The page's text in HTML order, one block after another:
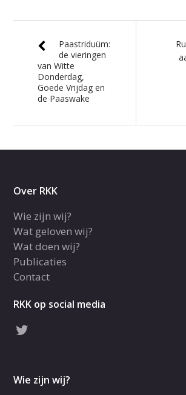
Paastriduüm:
de vieringen
van Witte
Donderdag,
Goede Vrijdag en
de Paaswake
Over RKK
Wie zijn wij?
Wat geloven wij?
Wat doen wij?
Publicaties
Contact
RKK op social media
Wie zijn wij?